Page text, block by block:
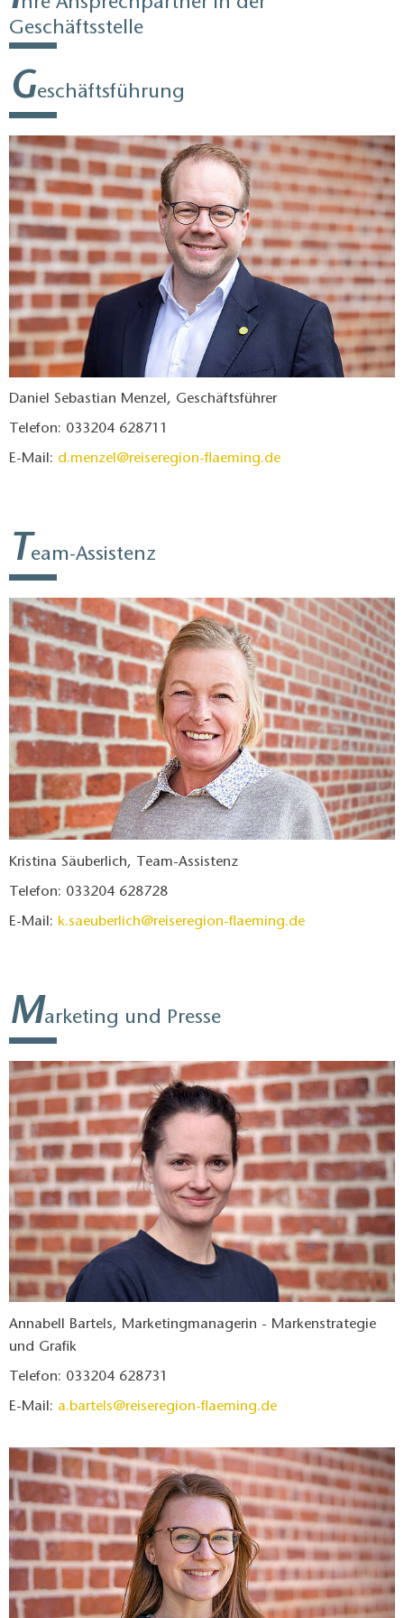
Geschäftsstelle
Geschäftsführung
Daniel Sebastian Menzel, Geschäftsführer
Telefon: 033204 628711
E-Mail: d.menzel@reiseregion-flaeming.de
T eam-Assistenz
Kristina Säuberlich, Team-Assistenz
Telefon: 033204 628728
E-Mail: k.saeuberlich@reiseregion-flaeming.de
Marketing und Presse
Annabell Bartels, Marketingmanagerin - Markenstrategie
und Grafik
Telefon: 033204 628731
E-Mail: a.bartels@reiseregion-flaeming.de